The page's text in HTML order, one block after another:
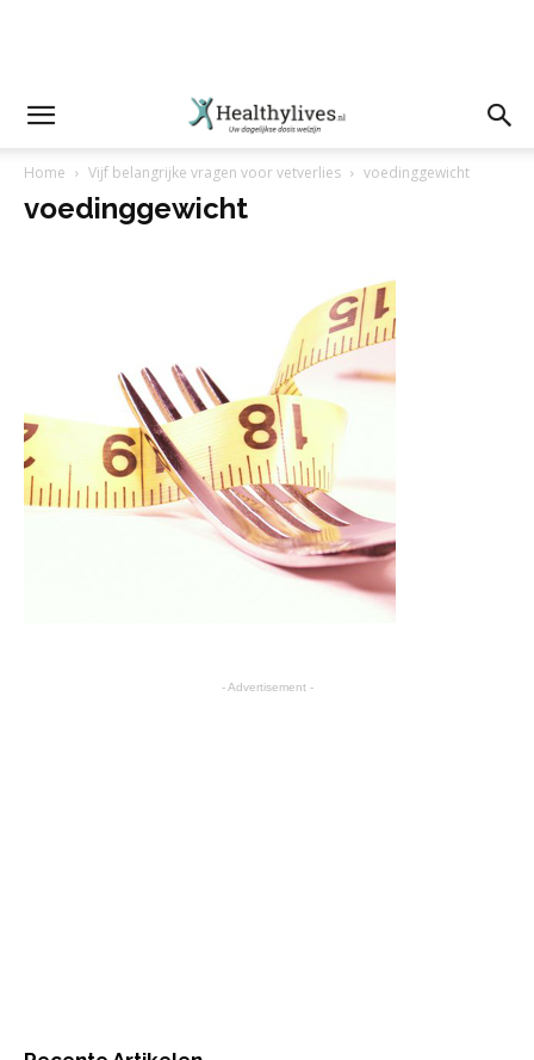
Home Vijf belangrijke vragen voor vetverlies voedinggewicht
voedinggewicht
- Advertisement -